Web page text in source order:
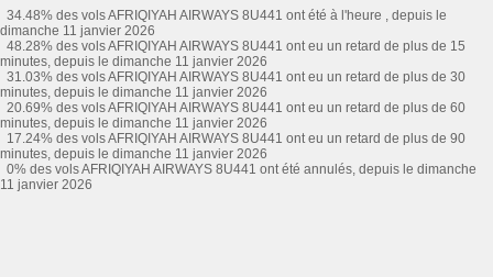
34.48% des vols AFRIQIYAH AIRWAYS 8U441 ont été à l'heure , depuis le
dimanche 11 janvier 2026
48.28% des vols AFRIQIYAH AIRWAYS 8U441 ont eu un retard de plus de 15
minutes, depuis le dimanche 11 janvier 2026
31.03% des vols AFRIQIYAH AIRWAYS 8U441 ont eu un retard de plus de 30
minutes, depuis le dimanche 11 janvier 2026
20.69% des vols AFRIQIYAH AIRWAYS 8U441 ont eu un retard de plus de 60
minutes, depuis le dimanche 11 janvier 2026
17.24% des vols AFRIQIYAH AIRWAYS 8U441 ont eu un retard de plus de 90
minutes, depuis le dimanche 11 janvier 2026
0% des vols AFRIQIYAH AIRWAYS 8U441 ont été annulés, depuis le dimanche
11 janvier 2026